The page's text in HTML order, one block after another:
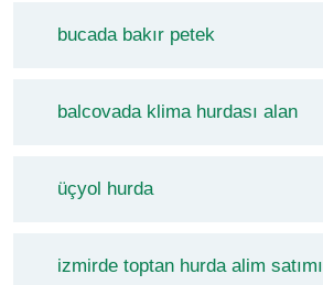
bucada bakır petek
balcovada klima hurdası alan
üçyol hurda
izmirde toptan hurda alim satımı